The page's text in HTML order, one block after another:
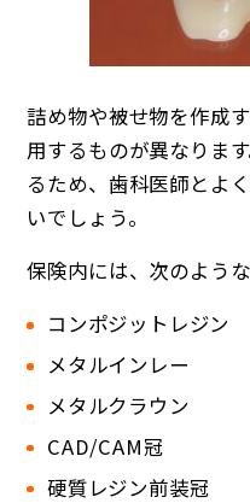
詰め物や被せ物を作成
用するものが異なりま
るため、歯科医師とよ
いでしょう。
保険内には、次のような
コンポジットレジン
メタルインレー
メタルクラウン
CAD/CAM冠
硬質レジン前装冠